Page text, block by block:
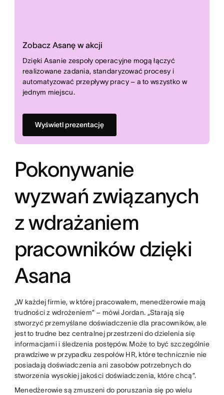
Zobacz Asanę w akcji
Dzięki Asanie zespoły operacyjne mogą łączyć
realizowane zadania, standaryzować procesy i
automatyzować przepływy pracy – a to wszystko w
jednym miejscu.
Wyświetl prezentację
Pokonywanie
wyzwań związanych
z wdrażaniem
pracowników dzięki
Asana
„W każdej firmie, w której pracowałem, menedżerowie mają
trudności z wdrożeniem” – mówi Jordan. „Starają się
stworzyć przemyślane doświadczenie dla pracowników, ale
jest to trudne bez centralnej przestrzeni do dzielenia się
informacjami i śledzenia postępów. Może to być szczególnie
prawdziwe w przypadku zespołów HR, które technicznie nie
posiadają doświadczenia ani zasobów potrzebnych do
stworzenia wysokiej jakości doświadczenia, które chcą”.
Menedżerowie są zmuszeni do poruszania się po wielu